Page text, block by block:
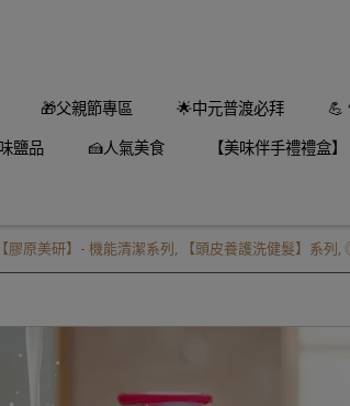
🎁父親節專區 🌟中元普渡必拜 💪
鹽品
🍰人氣美食 【美味伴手禮禮盒】
【膠原美研】- 機能清潔系列, 【頭皮養護洗健髮】系列,